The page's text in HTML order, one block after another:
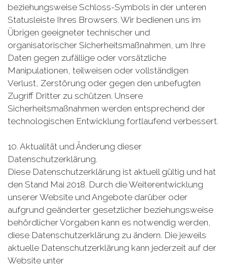
beziehungsweise Schloss-Symbols in der unteren
Statusleiste Ihres Browsers. Wir bedienen uns im
Übrigen geeigneter technischer und
organisatorischer Sicherheitsmaßnahmen, um Ihre
Daten gegen zufällige oder vorsätzliche
Manipulationen, teilweisen oder vollständigen
Verlust, Zerstörung oder gegen den unbefugten
Zugriff Dritter zu schützen. Unsere
Sicherheitsmaßnahmen werden entsprechend der
technologischen Entwicklung fortlaufend verbessert.
10. Aktualität und Änderung dieser
Datenschutzerklärung.
Diese Datenschutzerklärung ist aktuell gültig und hat
den Stand Mai 2018. Durch die Weiterentwicklung
unserer Website und Angebote darüber oder
aufgrund geänderter gesetzlicher beziehungsweise
behördlicher Vorgaben kann es notwendig werden,
diese Datenschutzerklärung zu ändern. Die jeweils
aktuelle Datenschutzerklärung kann jederzeit auf der
Website unter